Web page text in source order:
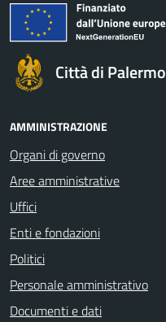
Città di Palermo
AMMINISTRAZIONE
Organi di governo
Aree amministrative
Uffici
Enti e fondazioni
Politici
Personale amministrativo
Documenti e dati